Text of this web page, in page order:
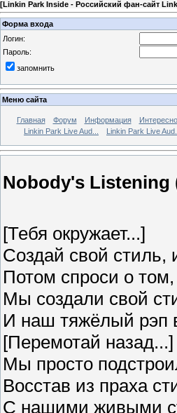
[Linkin Park Inside - Российский фан-сайт
Форма входа
Логин:
Пароль:
запомнить
Меню сайта
Главная Форум Информация
Linkin Park Live Aud...
Linkin Park Live Aud...
Nobody's
[Тебя окружает...]
Создай свой стиль,
Потом спроси о том,
Мы создали свой
И наш тяжёлый рэп
[Перемотай назад...]
Мы просто
Восстав из праха
С нашими живыми